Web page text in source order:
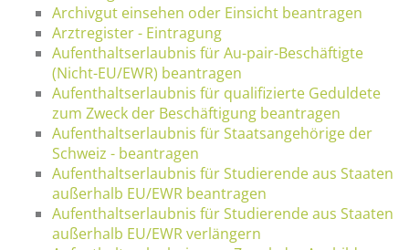
Archivgut einsehen oder Einsicht beantragen
Arztregister - Eintragung
Aufenthaltserlaubnis für Au-pair-Beschäftigte
(Nicht-EU/EWR) beantragen
Aufenthaltserlaubnis für qualifizierte Geduldete
zum Zweck der Beschäftigung beantragen
Aufenthaltserlaubnis für Staatsangehörige der
Schweiz - beantragen
Aufenthaltserlaubnis für Studierende aus Staaten
außerhalb EU/EWR beantragen
Aufenthaltserlaubnis für Studierende aus Staaten
außerhalb EU/EWR verlängern